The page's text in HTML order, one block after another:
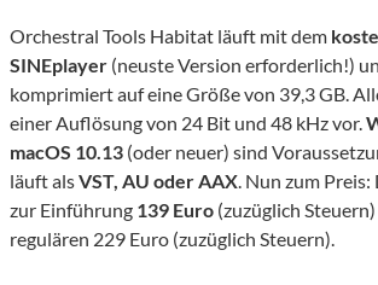
Orchestral Tools Habitat läuft mit dem
SINEplayer (neuste Version erforderlich!)
komprimiert auf eine Größe von 39,3 GB.
einer Auflösung von 24 Bit und 48 kHz vor.
macOS 10.13 (oder neuer) sind
läuft alsVST, AU oder AAX. Nun zum
zur Einführung 139 Euro (zuzüglich
regulären 229 Euro (zuzüglich Steuern).